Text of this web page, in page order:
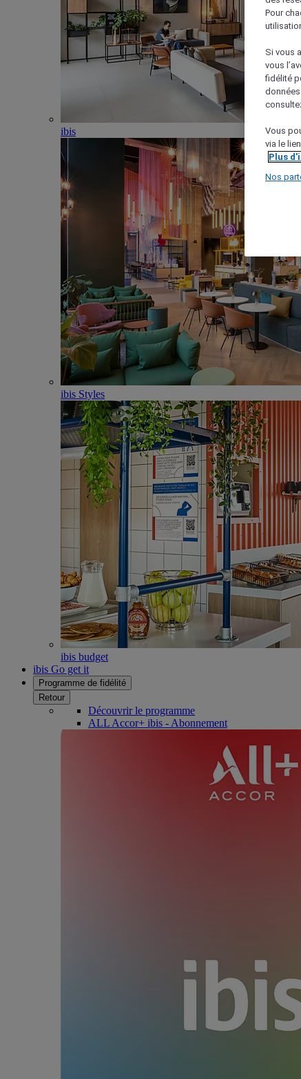
ibis
ibis Styles
ibis budget
ibis Go get it
Programme de fidélité
Retour
Découvrir le programme
ALL Accor+ ibis - Abonnement
Pour
Si vous
vous
fidélité
Vous
via le
Plus
Nos